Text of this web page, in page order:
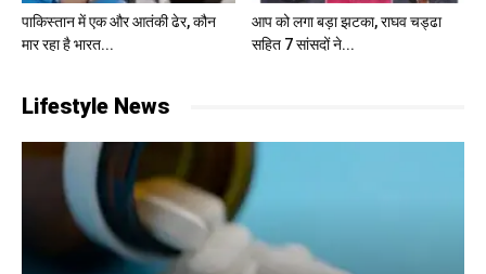
पाकिस्तान में एक और आतंकी ढेर, कौन
मार रहा है भारत...
आप को लगा बड़ा झटका, राघव चड्ढा
सहित 7 सांसदों ने...
Lifestyle News